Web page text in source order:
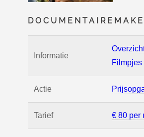
Informatie
Filmpjes
Actie
Tarief € 80 per